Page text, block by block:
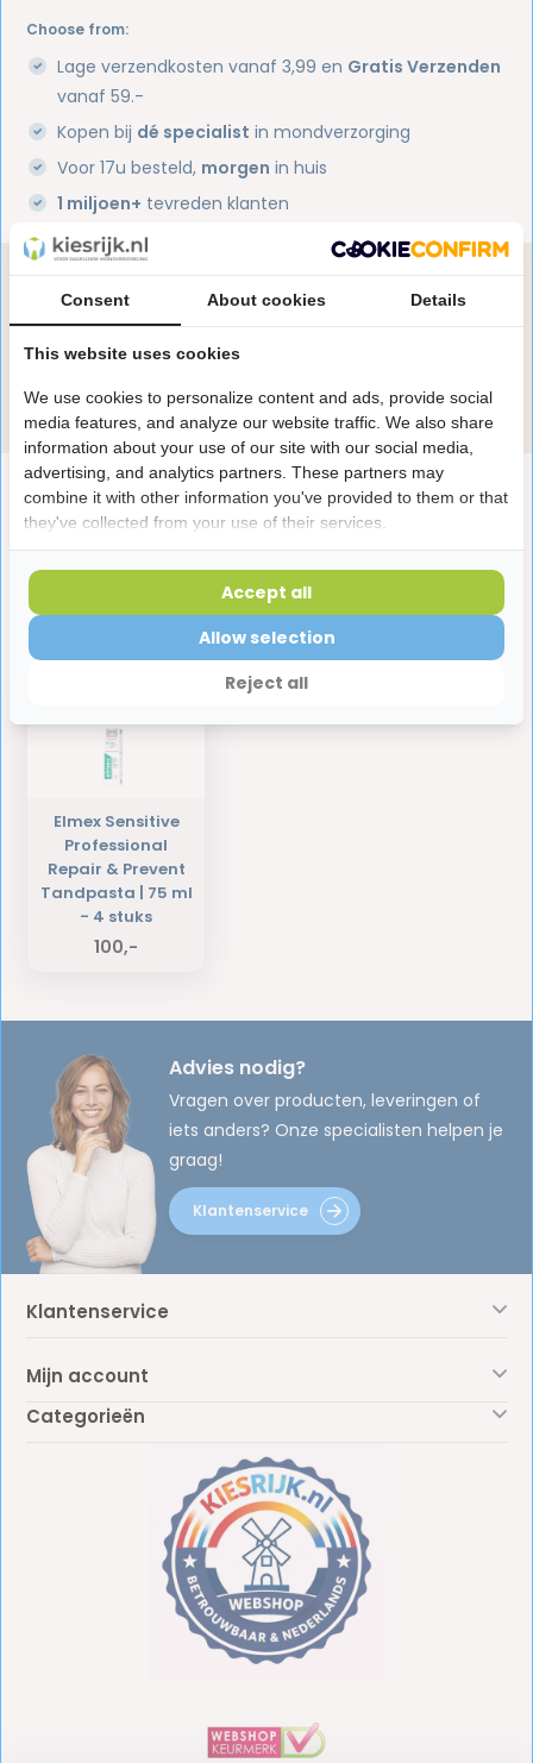
Choose from:
Lage verzendkosten vanaf 3,99 en Gratis Verzenden
vanaf 59.-
Kopen bij dé specialist in mondverzorging
Voor 17u besteld, morgen in huis
1 miljoen+ tevreden klanten
Productomschrijving
Heb je een vraag over dit product?
Onze specialisten helpen je graag! Spreek ons aan
in de chat of stuur een e-mail.
Stuur e-mail
Laatst bekeken producten
Elmex Sensitive
Professional
Repair & Prevent
Tandpasta | 75 ml
- 4 stuks
100,-
Advies nodig?
Vragen over producten, leveringen of
iets anders? Onze specialisten helpen je
graag!
Klantenservice
Klantenservice
Mijn account
Categorieën
Consent About cookies Details
This website uses cookies
We use cookies to personalize content and ads, provide social
media features, and analyze our website traffic. We also share
information about your use of our site with our social media,
advertising, and analytics partners. These partners may
combine it with other information you've provided to them or that
they've collected from your use of their services.
Reject all
Allow selection
Accept all